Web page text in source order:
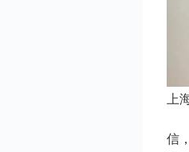
上
信